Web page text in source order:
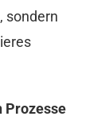
sondern
Prozesse